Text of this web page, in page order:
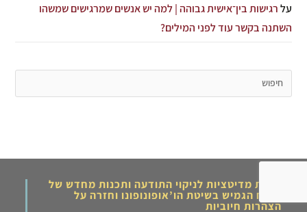
עלרגישות בין־אישית גבוהה | למה יש אנשים שמרגישים שמשהו
השתנה בקשר עוד לפני המילים?
ערכת מדיטציות לניקוי התודעה ותכנות מחדש של
המוח הגמיש בשיטת הו’אופונופונו וחזרה על
הצהרות חיוביות